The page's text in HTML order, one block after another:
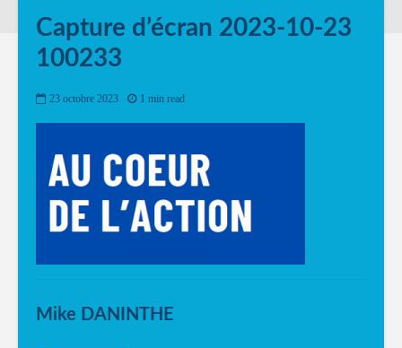
Capture d’écran 2023-10-23
100233
23 octobre 2023 1 min read
Mike DANINTHE